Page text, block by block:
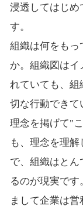
浸透してはじめ
す。
組織は何をもっ
か。組織図はイ
れていても、組
切な行動できて
理念を掲げて"
も、理念を理
で、組織はとん
るのが現実です
まして企業は